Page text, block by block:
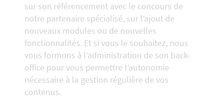
sur son référencement avec le concours de
notre partenaire spécialisé, sur l’ajout de
nouveaux modules ou de nouvelles
fonctionnalités. Et si vous le souhaitez, nous
vous formons à l’administration de son back-
office pour vous permettre l’autonomie
nécessaire à la gestion régulière de vos
contenus.